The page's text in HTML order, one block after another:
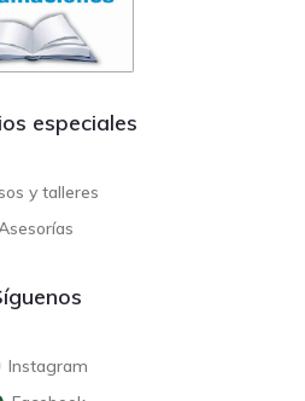
especiales
y talleres
Instagram